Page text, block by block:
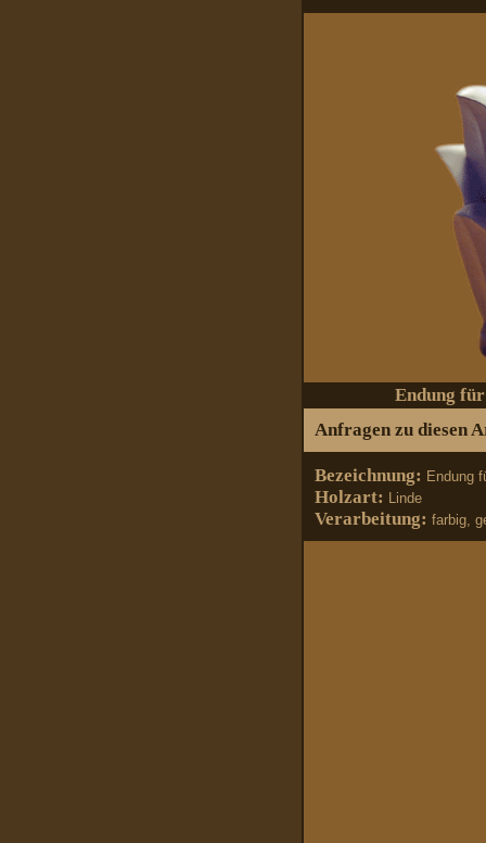
Endung
Anfragen zu diesen
Bezeichnung: Endung
Holzart: Linde
Verarbeitung: farbig,